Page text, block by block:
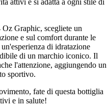
attivi e si adatta a ogni stile di
Graphic, scegliete un
e sul comfort durante le
di idratazione
di un marchio iconico. Il
l'attenzione, aggiungendo un
sportivo.
fate di questa bottiglia
e in salute!